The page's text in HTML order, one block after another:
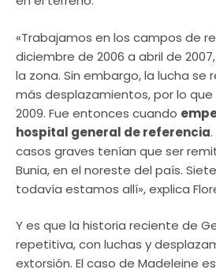
«Trabajamos en los campos de
diciembre de 2006 a abril de
la zona. Sin embargo, la lucha se
más desplazamientos, por lo que
2009. Fue entonces cuando
hospital general de referencia
casos graves tenían que ser
Bunia, en el noreste del país.
todavía estamos allí», explica
Y es que la historia reciente de
repetitiva, con luchas y
extorsión. El caso de Madeleine